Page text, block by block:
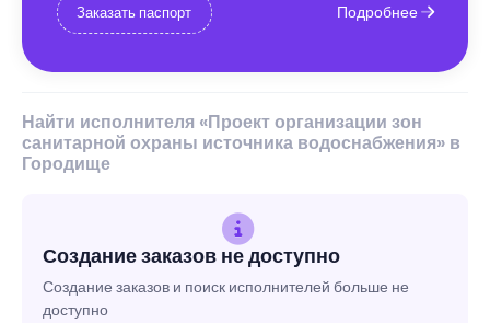
Заказать паспорт Подробнее
Найти исполнителя «Проект организации зон
санитарной охраны источника водоснабжения» в
Городище
Создание заказов не доступно
Создание заказов и поиск исполнителей больше не
доступно